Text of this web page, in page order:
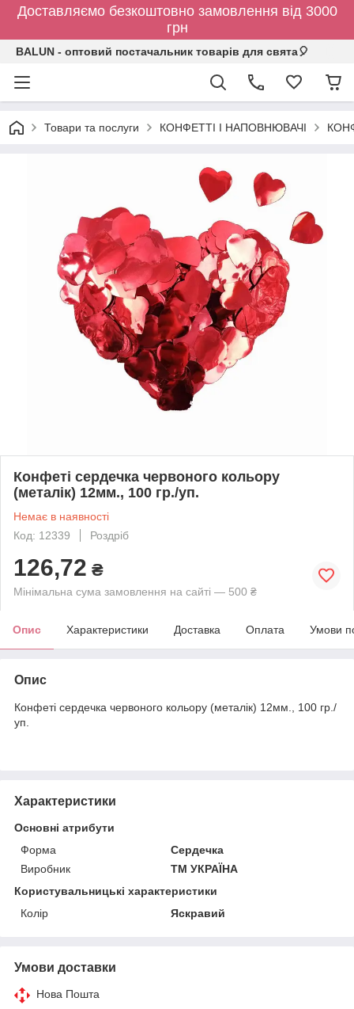
Доставляємо безкоштовно замовлення від 3000
грн
BALUN - оптовий постачальник товарів для свята🎈
Товари та послуги КОНФЕТТІ І НАПОВНЮВАЧІ
Конфеті сердечка червоного кольору
(металік) 12мм., 100 гр./уп.
Немає в наявності
Код: 12339
Роздріб
126,72 ₴
Мінімальна сума замовлення на сайті — 500 ₴
Опис Характеристики Доставка Оплата Умови
Опис
Конфеті сердечка червоного кольору (металік) 12мм., 100 гр./
уп.
Характеристики
Основні атрибути
Форма
Сердечка
Виробник
ТМ УКРАЇНА
Користувальницькі характеристики
Колір
Яскравий
Умови доставки
Нова Пошта